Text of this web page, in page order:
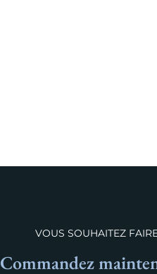
VOUS SOUHAITEZ
Commandez